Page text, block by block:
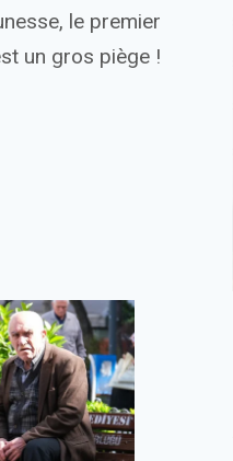
le premier
un gros piège !